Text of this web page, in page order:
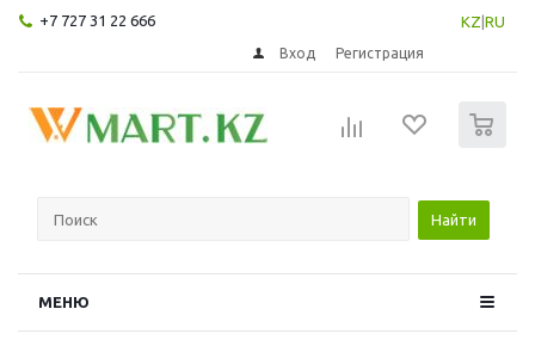
+7 727 31 22 666 KZ RU
Вход Регистрация
Найти
МЕНЮ